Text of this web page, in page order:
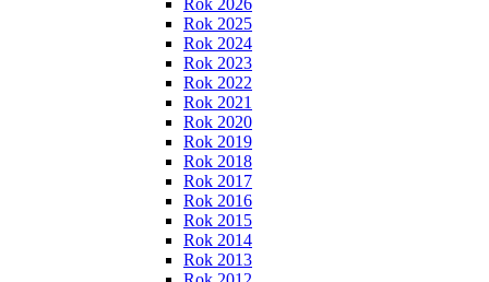
Rok 2026
Rok 2025
Rok 2024
Rok 2023
Rok 2022
Rok 2021
Rok 2020
Rok 2019
Rok 2018
Rok 2017
Rok 2016
Rok 2015
Rok 2014
Rok 2013